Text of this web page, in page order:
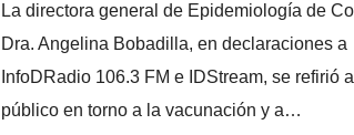
La directora general de Epidemiología de
Dra. Angelina Bobadilla, en declaraciones a
InfoDRadio 106.3 FM e IDStream, se refirió
público en torno a la vacunación y a…